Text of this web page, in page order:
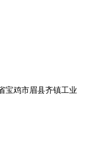
宝鸡市眉县齐镇工业